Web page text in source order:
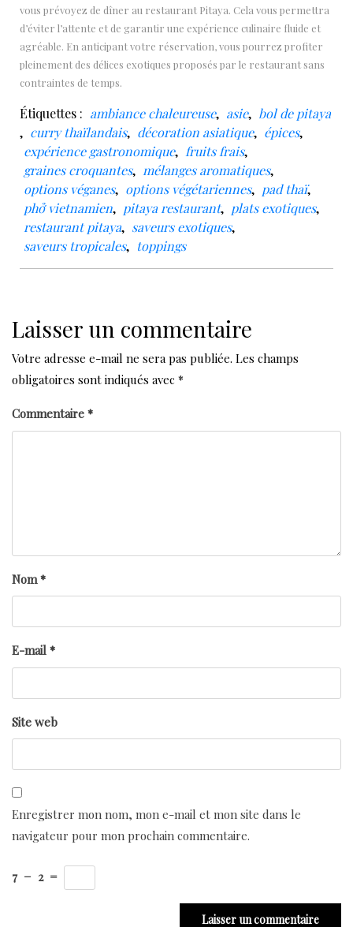
vous prévoyez de dîner au restaurant Pitaya. Cela vous permettra
d’éviter l’attente et de garantir une expérience culinaire fluide et
agréable. En anticipant votre réservation, vous pourrez profiter
pleinement des délices exotiques proposés par le restaurant sans
contraintes de temps.
Étiquettes : ambiance chaleureuse, asie, bol de pitaya
, curry thaïlandais, décoration asiatique, épices,
expérience gastronomique, fruits frais,
graines croquantes, mélanges aromatiques,
options véganes, options végétariennes, pad thaï,
phở vietnamien, pitaya restaurant, plats exotiques,
restaurant pitaya, saveurs exotiques,
saveurs tropicales, toppings
Laisser un commentaire
Votre adresse e-mail ne sera pas publiée. Les champs
obligatoires sont indiqués avec *
Commentaire *
Nom *
E-mail *
Site web
Enregistrer mon nom, mon e-mail et mon site dans le
navigateur pour mon prochain commentaire.
7 − 2 =